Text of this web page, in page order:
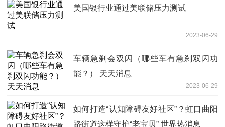
美国银行业通过美联储压力测试
2023-06-29
车辆急刹会双闪（哪些车有急刹双闪功
能？） 天天消息
2023-06-29
如何打造“认知障碍友好社区”？虹口曲阳
路街道这样守护“老宝贝” 世界热消息